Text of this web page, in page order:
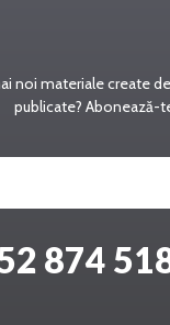
noi materiale create
publicate? Abonează-
874